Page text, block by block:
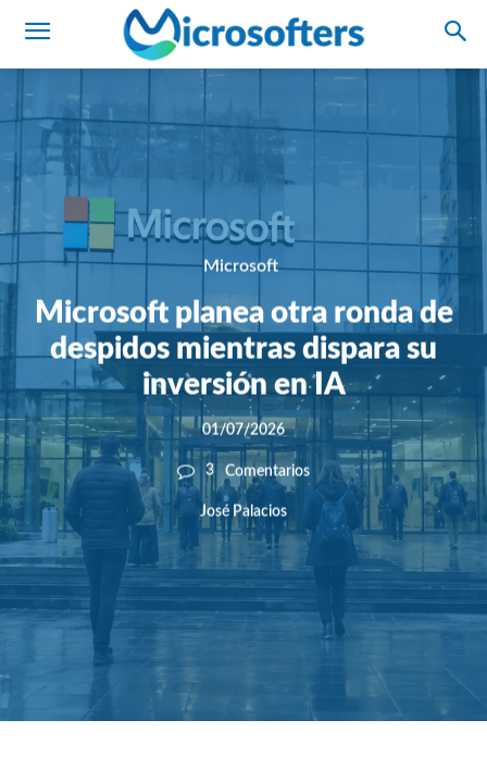
Microsoft
Microsoft planea otra ronda de
despidos mientras dispara su
inversión en IA
01/07/2026
3 Comentarios
José Palacios